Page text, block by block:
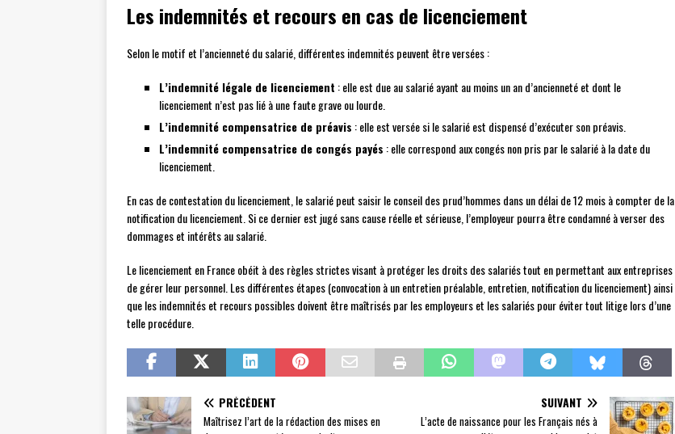
Les indemnités et recours en cas de licenciement
Selon le motif et l’ancienneté du salarié, différentes indemnités peuvent être versées :
L’indemnité légale de licenciement : elle est due au salarié ayant au moins un an d’ancienneté et dont le
licenciement n’est pas lié à une faute grave ou lourde.
L’indemnité compensatrice de préavis : elle est versée si le salarié est dispensé d’exécuter son préavis.
L’indemnité compensatrice de congés payés : elle correspond aux congés non pris par le salarié à la date du
licenciement.
En cas de contestation du licenciement, le salarié peut saisir le conseil des prud’hommes dans un délai de 12 mois à compter de la
notification du licenciement. Si ce dernier est jugé sans cause réelle et sérieuse, l’employeur pourra être condamné à verser des
dommages et intérêts au salarié.
Le licenciement en France obéit à des règles strictes visant à protéger les droits des salariés tout en permettant aux entreprises
de gérer leur personnel. Les différentes étapes (convocation à un entretien préalable, entretien, notification du licenciement) ainsi
que les indemnités et recours possibles doivent être maîtrisés par les employeurs et les salariés pour éviter tout litige lors d’une
telle procédure.
PRÉCÉDENT
Maîtrisez l’art de la rédaction des mises en
SUIVANT
L’acte de naissance pour les Français nés à